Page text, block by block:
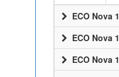
ECO Nova
ECO Nova
ECO Nova